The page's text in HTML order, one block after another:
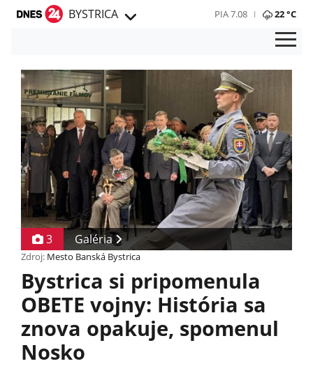
BYSTRICA PIA 7.08 22 °C
3 Galéria
Zdroj: Mesto Banská Bystrica
Bystrica si pripomenula
OBETE vojny: História sa
znova opakuje, spomenul
Nosko